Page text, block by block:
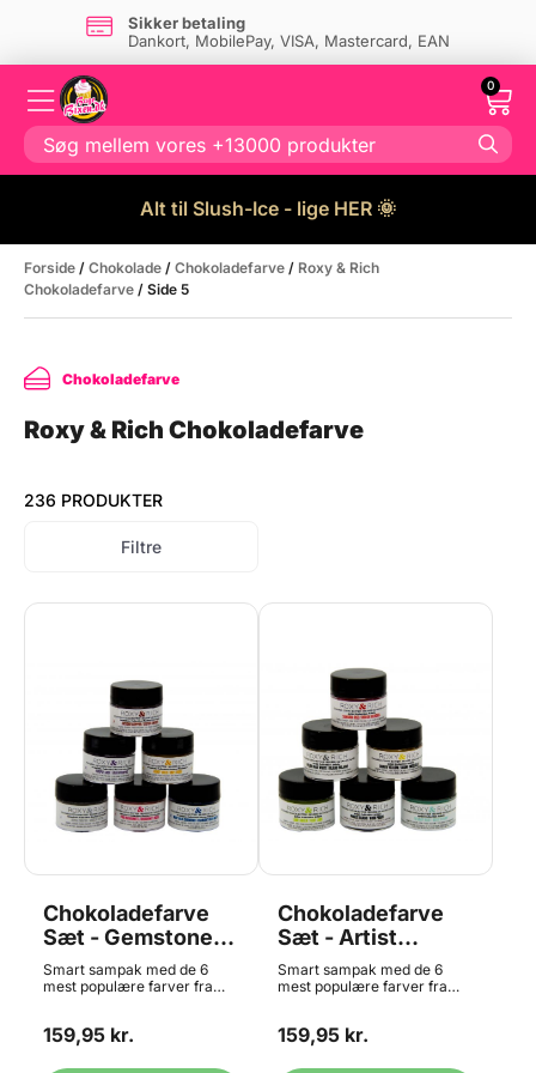
Dansk firma
- og eget lager i Danmark
0
Alt til Slush-Ice - lige HER 🌞
Forside / Chokolade / Chokoladefarve / Roxy & Rich
Chokoladefarve / Side 5
Chokoladefarve
Roxy & Rich Chokoladefarve
236 PRODUKTER
Filtre
Chokoladefarve
Sæt - Gemstone
Collection, Roxy &
Rich
Smart sampak med de 6
mest populære farver fra
Purple Jade, Navy Blue
159,95 kr.
Chokoladefarve
Sæt - Artist
Collection, Roxy &
Rich
Smart sampak med de 6
mest populære farver fra
Red, Polar Bear White, Lime
159,95 kr.